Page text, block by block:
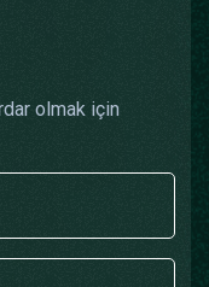
olmak için